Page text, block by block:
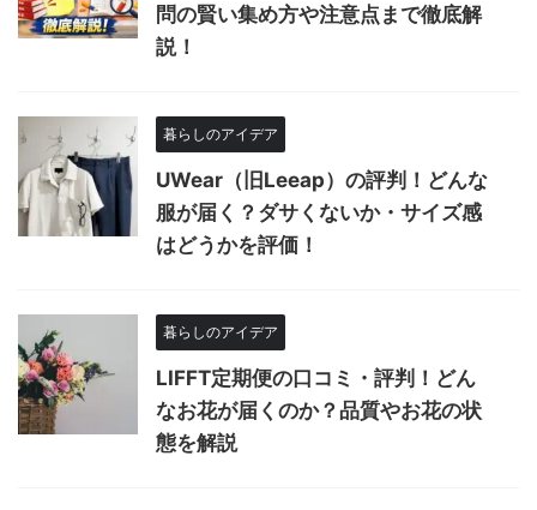
問の賢い集め方や注意点まで徹底解
説！
暮らしのアイデア
UWear（旧Leeap）の評判！どんな
服が届く？ダサくないか・サイズ感
はどうかを評価！
暮らしのアイデア
LIFFT定期便の口コミ・評判！どん
なお花が届くのか？品質やお花の状
態を解説